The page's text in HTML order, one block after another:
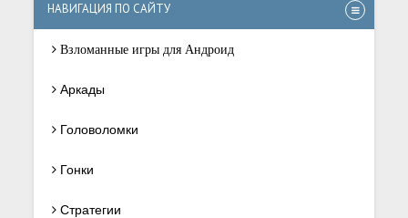
НАВИГАЦИЯ ПО САЙТУ
Взломанные игры для Андроид
Аркады
Головоломки
Гонки
Стратегии